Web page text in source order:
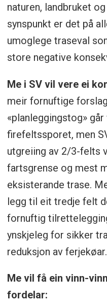
naturen, landbruket
synspunkt er det på
umoglege traseval
store negative
Me i SV vil vere ei
meir fornuftige
«planleggingstog»
firefeltssporet, men
utgreiing av 2/3-felts
fartsgrense og mest
eksisterande trase.
legg til eit tredje felt
fornuftig
ynskjeleg for sikker
reduksjon av ferjekøar.
Me vil få ein vinn-
fordelar: